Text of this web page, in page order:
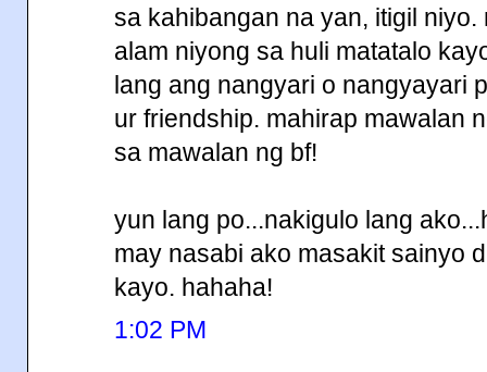
sa kahibangan na yan, itigil
alam niyong sa huli matatalo
lang ang nangyari o nangyayari
ur friendship. mahirap mawalan
sa mawalan ng bf!
yun lang po...nakigulo lang
may nasabi ako masakit sainyo
kayo. hahaha!
1:02 PM